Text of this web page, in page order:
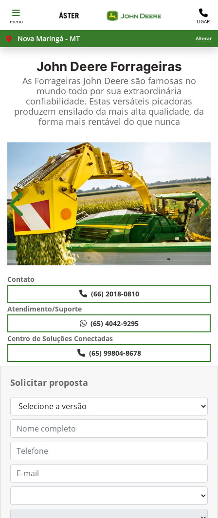
menu LIGAR
Nova Maringá - MT Alterar
John Deere Forrageiras
As Forrageiras John Deere são famosas no
mundo todo por sua extraordinária
confiabilidade. Estas versáteis picadoras
produzem ensilado da mais alta qualidade, da
forma mais rentável do que nunca
Solicitar proposta
Anterior
Contato
(66) 2018-0810
Atendimento/Suporte
(65) 4042-9295
Centro de Soluções Conectadas
(65) 99804-8678